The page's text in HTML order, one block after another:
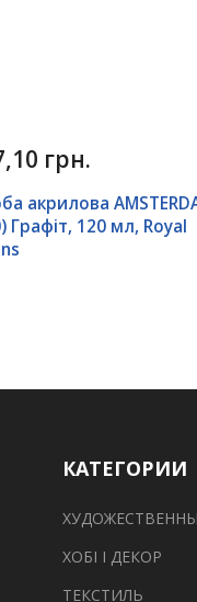
грн.
акрилова
Графіт, 120 мл, Royal
КАТЕГОРИИ
ХОБІ І ДЕКОР
ТЕКСТИЛЬ